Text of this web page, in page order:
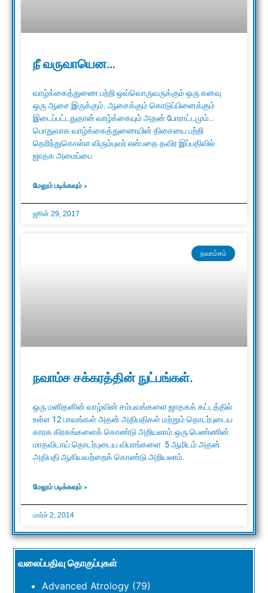
நீ வருவாயென…
வாழ்க்கைத்துணை பற்றி ஒவ்வொருவருக்கும் ஒரு கனவு
ஒரு ஆசை இருக்கும். ஆசைக்கும் கொடுப்பினைக்கும்
இடைப்பட்டதுதான் வாழ்க்கையும் அதன் போராட்டமும்..
பொதுவாக வாழ்க்கைத்துணையின் திசையை பற்றி
தெரிந்துகொள்ள விரும்புவர் என்பதை தவிர இப்பதிவில்
ஜாதக அமைப்பை
மேலும் படிக்கவும் »
ஜூன் 29, 2017
நவாம்சம்
நவாம்ச சக்கரத்தின் நுட்பங்கள்.
ஒரு மனிதனின் வாழ்வின் சம்பவங்களை ஜாதகக் கட்டத்தில்
உள்ள 12 பாவங்கள் அதன் அதிபதிகள் மற்றும் தொடர்புடைய
காரக கிரகங்களைக் கொண்டு அறியலாம்.ஒரு பெண்ணின்
மாதவிடாய் தொடர்புடைய விபரங்களை 5 ஆமிடம் அதன்
அதிபதி ஆகியவற்றைக் கொண்டு அறியலாம்.
மேலும் படிக்கவும் »
மார்ச் 2, 2014
வலைப்பதிவு தொகுப்புகள்
Advanced Atrology (79)